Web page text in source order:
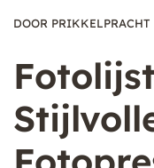
DOOR PRIKKELPRACHT